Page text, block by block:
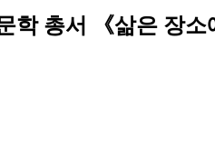
학 총서 《삶은 장소